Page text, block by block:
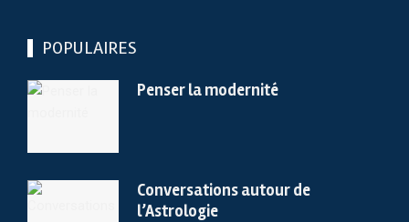
POPULAIRES
Penser la modernité
Conversations autour de
l’Astrologie